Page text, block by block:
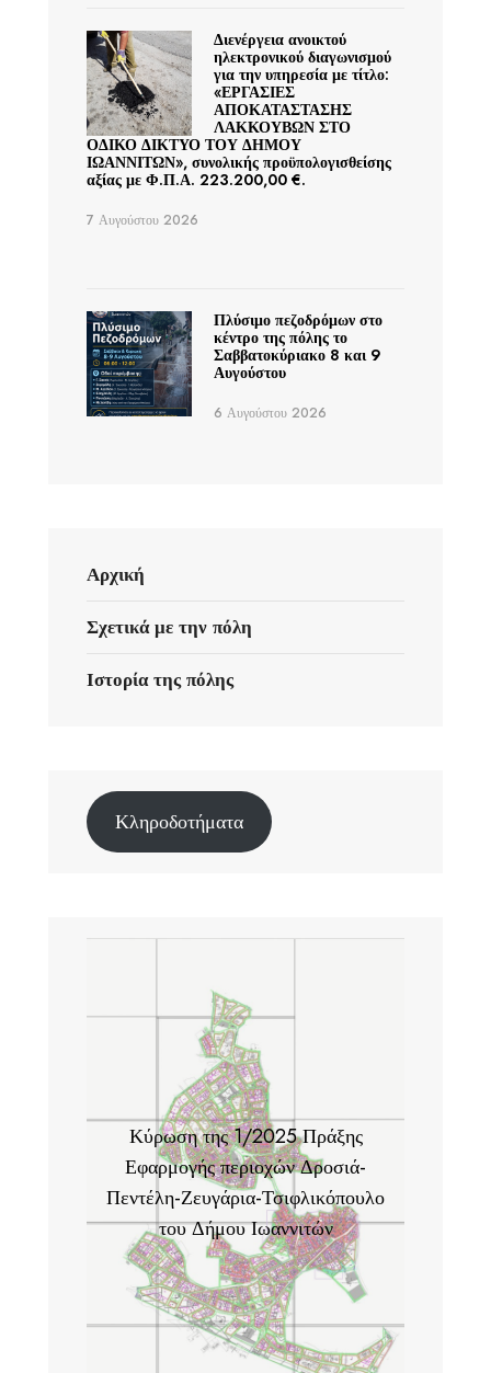
Διενέργεια ανοικτού
ηλεκτρονικού διαγωνισμού
για την υπηρεσία με τίτλο:
«ΕΡΓΑΣΙΕΣ
ΑΠΟΚΑΤΑΣΤΑΣΗΣ
ΛΑΚΚΟΥΒΩΝ ΣΤΟ
ΟΔΙΚΟ ΔΙΚΤΥΟ ΤΟΥ ΔΗΜΟΥ
ΙΩΑΝΝΙΤΩΝ», συνολικής προϋπολογισθείσης
αξίας με Φ.Π.Α. 223.200,00 €.
7 Αυγούστου 2026
Πλύσιμο πεζοδρόμων στο
κέντρο της πόλης το
Σαββατοκύριακο 8 και 9
Αυγούστου
6 Αυγούστου 2026
Αρχική
Σχετικά με την πόλη
Ιστορία της πόλης
Κληροδοτήματα
Κύρωση της 1/2025 Πράξης
Εφαρμογής περιοχών Δροσιά-
Πεντέλη-Ζευγάρια-Τσιφλικόπουλο
του Δήμου Ιωαννιτών